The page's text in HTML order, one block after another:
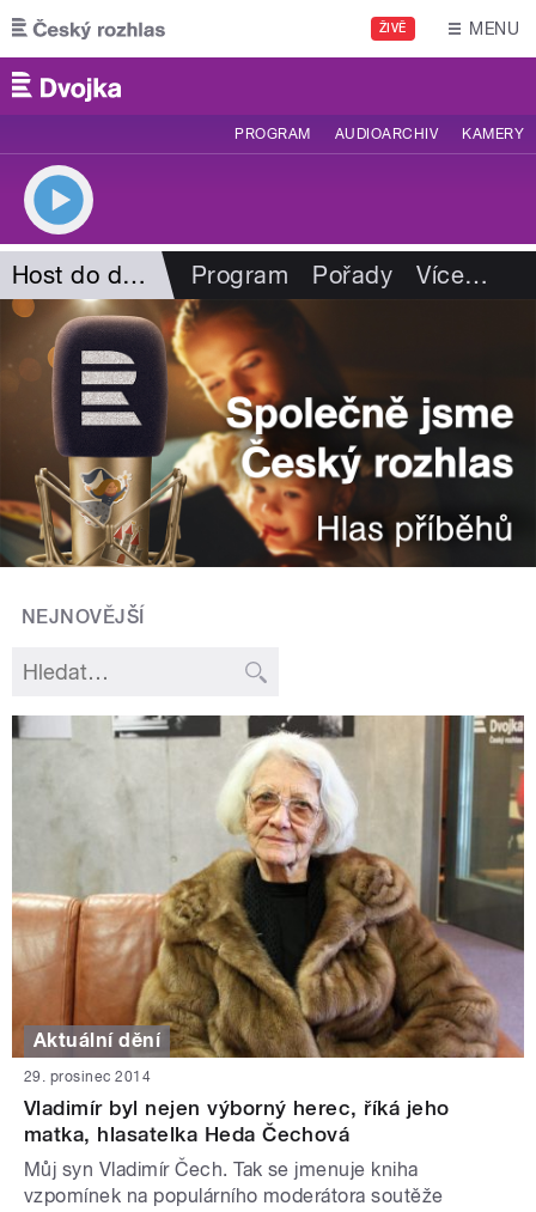
Přejít k hlavnímu obsahu
ŽIVĚ MENU
PROGRAM AUDIOARCHIV KAMERY
Host do domu Program Pořady Více…
NEJNOVĚJŠÍ
Aktuální dění
29. prosinec 2014
Vladimír byl nejen výborný herec, říká jeho
matka, hlasatelka Heda Čechová
Můj syn Vladimír Čech. Tak se jmenuje kniha
vzpomínek na populárního moderátora soutěže